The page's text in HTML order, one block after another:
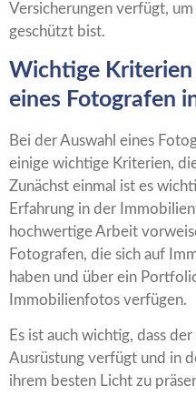
Versicherungen verfügt,
geschützt bist.
Wichtige Kriterien
eines Fotografen
Bei der Auswahl eines
einige wichtige Kriterien,
Zunächst einmal ist es
Erfahrung in der
hochwertige Arbeit
Fotografen, die sich auf
haben und über ein
Immobilienfotos verfügen.
Es ist auch wichtig, dass
Ausrüstung verfügt und in
ihrem besten Licht zu